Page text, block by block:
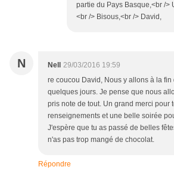
partie du Pays Basque,<br />
<br /> Bisous,<br /> David,
N Nell
29/03/2016 19:59
re coucou David, Nous y allons à la fin
quelques jours. Je pense que nous
pris note de tout. Un grand merci pour
renseignements et une belle soirée
J'espère que tu as passé de belles
n'as pas trop mangé de chocolat.
Répondre